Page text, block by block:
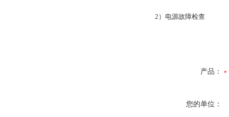
2）电源故障检查
产品：
您的单位：